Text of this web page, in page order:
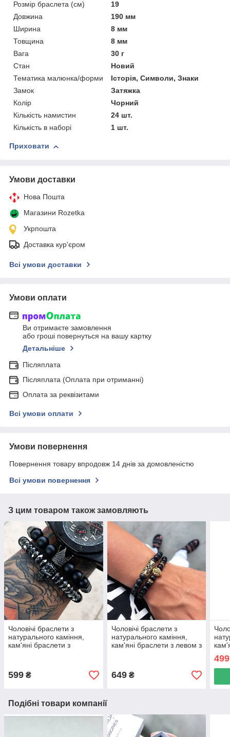
Розмір браслета (см)
19
Довжина
190 мм
Ширина
8 мм
Товщина
8 мм
Вага
30 г
Стан
Новий
Тематика малюнка/форми
Історія, Символи, Знаки
Замок
Затяжка
Колір
Чорний
Кількість намистин
24 шт.
Кількість в наборі
1 шт.
Приховати
Умови доставки
Нова Пошта
Магазини Rozetka
Укрпошта
Доставка кур'єром
Всі умови доставки
Умови оплати
Ви отримаєте замовлення
або гроші повернуться на вашу картку
Детальніше
Післяплата
Післяплата (Оплата при отриманні)
Оплата за реквізитами
Всі умови оплати
Умови повернення
Повернення товару впродовж 14 днів за домовленістю
Всі умови повернення
З цим товаром також замовляють
Чоловічі браслети з
натурального каміння,
кам'яні браслети з
599 ₴
Чоловічі браслети з
натурального каміння,
кам'яні браслети з левом з
649₴
зі
499
Подібні товари компанії